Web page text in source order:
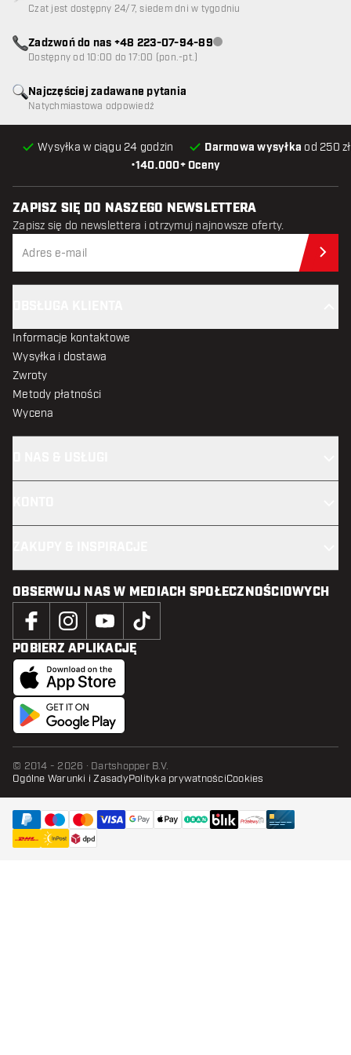
•140.000+ Oceny
Wysyłka w ciągu 24 godzin Darmowa wysyłka od 250
Najczęściej zadawane pytania
Natychmiastowa odpowiedź
Czat jest dostępny 24/7, siedem dni w tygodniu
Zadzwoń do nas +48 223-07-94-89Obsługa klienta niedostępna
Dostępny od 10:00 do 17:00 (pon.-pt.)
ZAPISZ SIĘ DO NASZEGO NEWSLETTERA
Zapisz się do newslettera i otrzymuj najnowsze oferty.
Informacje kontaktowe
Wysyłka i dostawa
Zwroty
Metody płatności
Wycena
OBSERWUJ NAS W MEDIACH SPOŁECZNOŚCIOWYCH
POBIERZ APLIKACJĘ
© 2014 - 2026 · Dartshopper B.V.
Ogólne Warunki i ZasadyPolityka prywatnościCookies